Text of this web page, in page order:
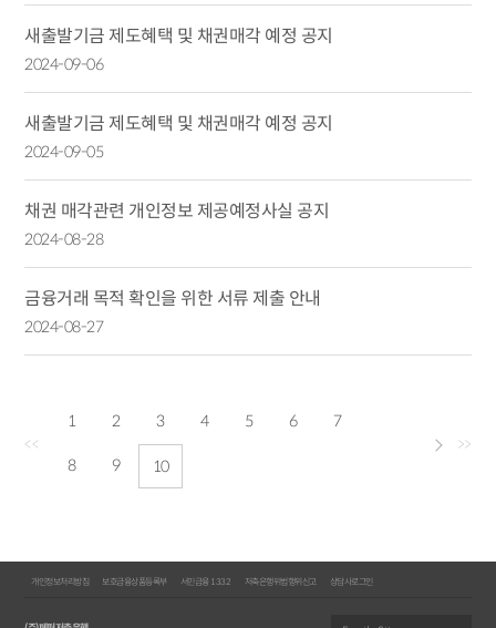
새출발기금 제도혜택 및 채권매각 예정 공지
2024-09-06
새출발기금 제도혜택 및 채권매각 예정 공지
2024-09-05
채권 매각관련 개인정보 제공예정사실 공지
2024-08-28
금융거래 목적 확인을 위한 서류 제출 안내
2024-08-27
<<
1 2 3 4 5 6 7
8 9 10
>>
개인정보처리방침 보호금융상품등록부 서민금융 1332 저축은행위법행위신고 상담사로그인